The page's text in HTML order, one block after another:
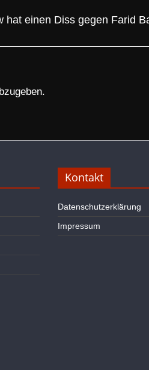
hat einen Diss gegen Farid
Kontakt
Datenschutzerklärung
Impressum